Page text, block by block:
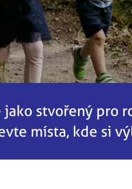
jako stvořený pro
místa, kde si